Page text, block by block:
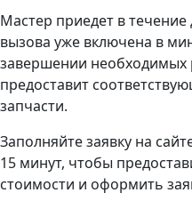
Мастер приедет в течение
вызова уже включена в
завершении необходимых
предоставит
запчасти.
Заполняйте заявку на
15 минут, чтобы
стоимости и оформить